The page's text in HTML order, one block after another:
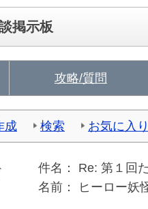
掲示板
攻略/質問
成 検索 お気に入
件名： Re: 第１回
名前：
ヒーロー妖